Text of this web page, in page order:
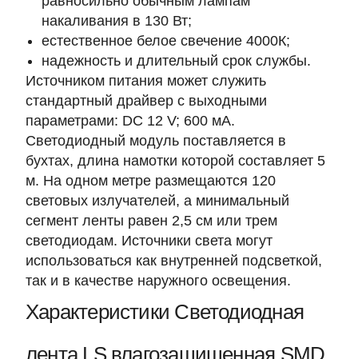
накаливания в 130 Вт;
естественное белое свечение 4000К;
надежность и длительный срок службы.
Источником питания может служить
стандартный драйвер с выходными
параметрами: DC 12 V; 600 мА.
Светодиодный модуль поставляется в
бухтах, длина намотки которой составляет 5
м. На одном метре размещаются 120
световых излучателей, а минимальный
сегмент ленты равен 2,5 см или трем
светодиодам. Источники света могут
использоваться как внутренней подсветкой,
так и в качестве наружного освещения.
Характеристики Светодиодная
лента LS влагозащищенная SMD